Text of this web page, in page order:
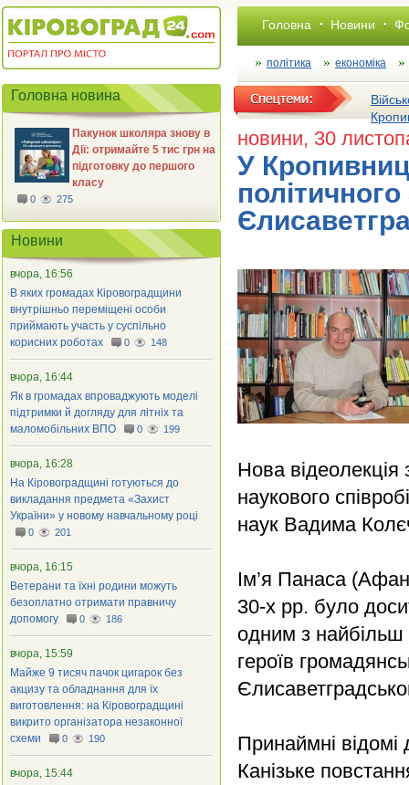
Головна Новини
політика економіка
новини, 30
У
Нова відеолекція
наукового
наук Вадима
Ім’я Панаса
30-х рр. було
одним з найбільш
героїв
Принаймні відомі
Канізьке
Головна новина
Пакунок школяра знову в
Дії: отримайте 5 тис грн на
підготовку до першого
класу
0 275
Новини
вчора, 16:56
В яких громадах Кіровоградщини
внутрішньо переміщені особи
приймають участь у суспільно
корисних роботах
0 148
вчора, 16:44
Як в громадах впроваджують моделі
підтримки й догляду для літніх та
маломобільних ВПО
0 199
вчора, 16:28
На Кіровоградщині готуються до
викладання предмета «Захист
України» у новому навчальному році
0 201
вчора, 16:15
Ветерани та їхні родини можуть
безоплатно отримати правничу
допомогу
0 186
вчора, 15:59
Майже 9 тисяч пачок цигарок без
акцизу та обладнання для їх
виготовлення: на Кіровоградщині
викрито організатора незаконної
схеми
0 190
вчора, 15:44